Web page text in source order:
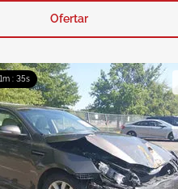
Ofertar
: 34s